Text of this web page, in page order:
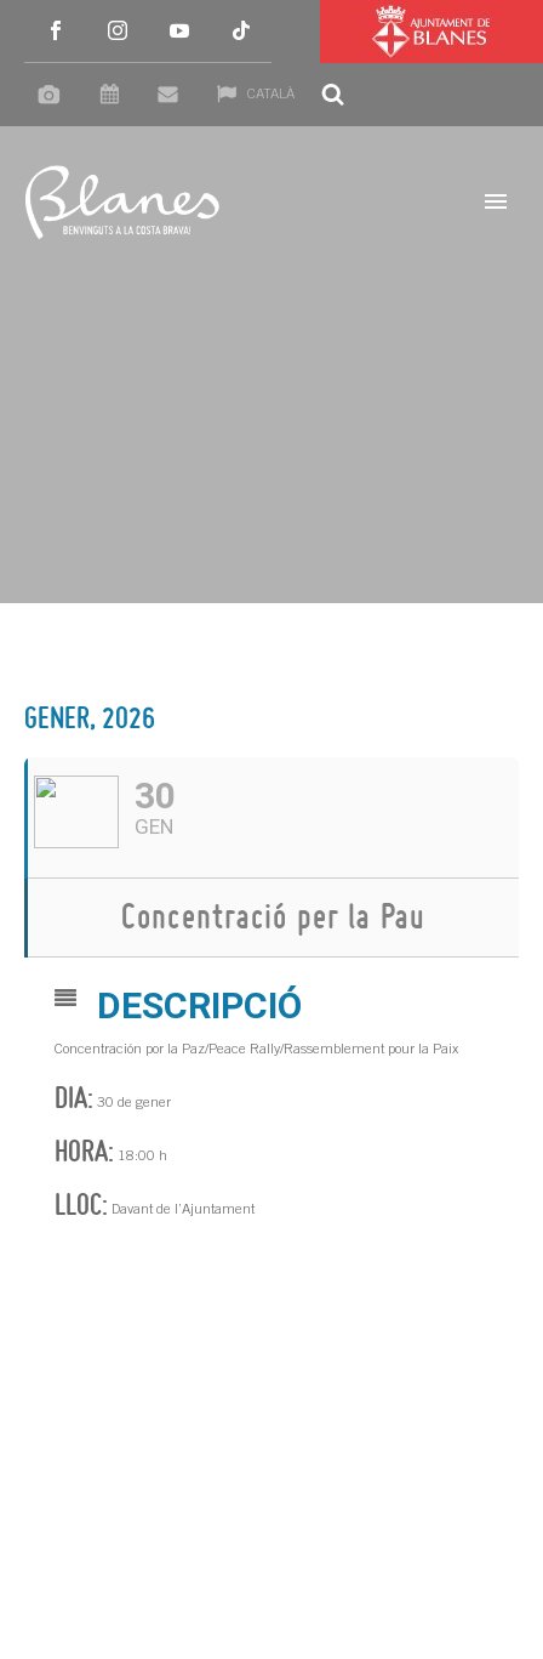
CATALÀ
GENER, 2026
30
GEN
Concentració per la Pau
DESCRIPCIÓ
Concentración por la Paz/Peace Rally/Rassemblement pour la Paix
DIA: 30 de gener
HORA: 18:00 h
LLOC: Davant de l’Ajuntament